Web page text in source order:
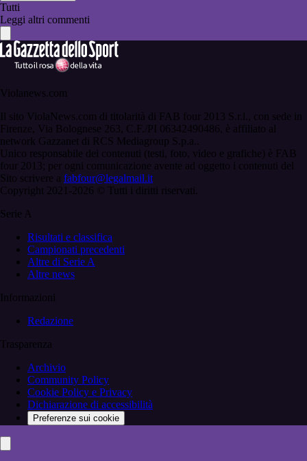
Tutti
Leggi altri commenti
Violanews.com
Il sito ViolaNews.com di titolarità di FAB four 2013 S.r.l., con sede in
Firenze, Via Bolognese 263, C.F./PI 06342490486, è affiliato al
network Gazzanet di RCS Mediagroup S.p.a..
Unico responsabile dei contenuti (testi, foto, video e grafiche) è FAB
four 2013; per ogni comunicazione avente ad oggetto i contenuti del
Sito scrivere a fabfour@legalmail.it
Copyright 2021-2026 © Tutti i diritti riservati.
Serie A
Risultati e classifica
Campionati precedenti
Altre di Serie A
Altre news
Informazioni
Redazione
Trasparenza
Archivio
Community Policy
Cookie Policy e Privacy
Dichiarazione di accessibilità
Preferenze sui cookie